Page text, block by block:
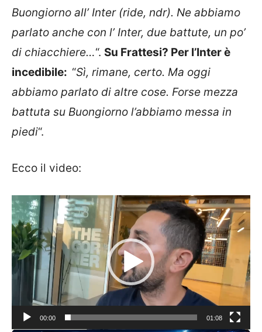
Buongiorno all’ Inter(ride, ndr). Ne abbiamo
parlato anche con l’ Inter, due battute, un po’
di chiacchiere…“. Su Frattesi? Per l’Inter è
incedibile: “Sì, rimane, certo. Ma oggi
abbiamo parlato di altre cose. Forse mezza
battuta su Buongiorno l’abbiamo messa in
piedi“.
Ecco il video:
Video
Player
00:00 01:08